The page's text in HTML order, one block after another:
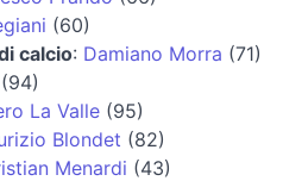
(60)
calcio: Damiano Morra (71)
(94)
La Valle (95)
Blondet (82)
Menardi (43)